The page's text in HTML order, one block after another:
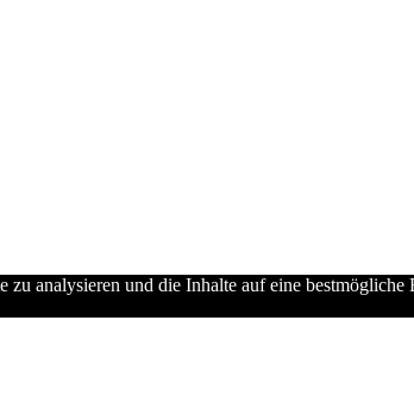
analysieren und die Inhalte auf eine bestmögliche